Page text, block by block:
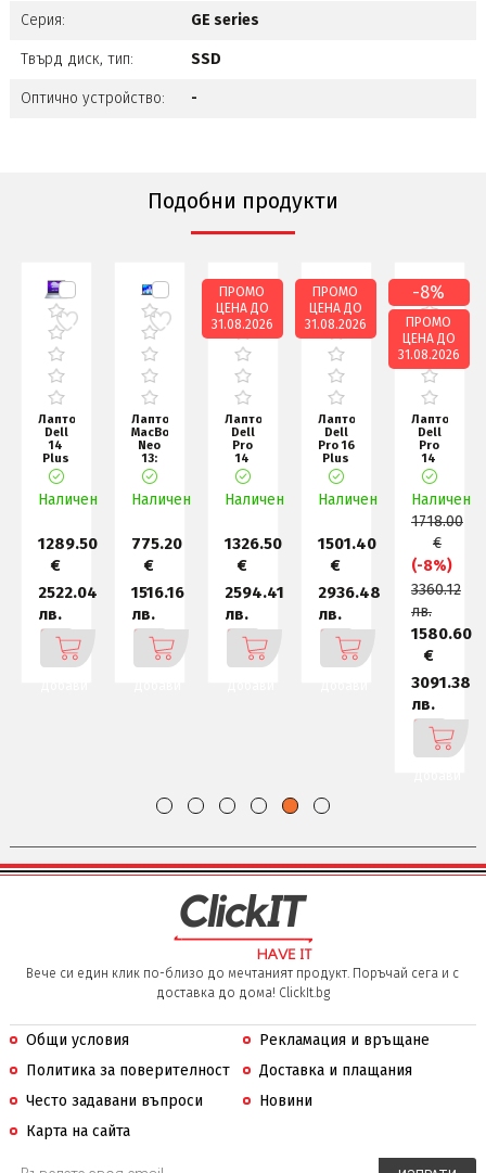
Серия: GE series
Твърд диск, тип: SSD
Оптично устройство: -
Подобни продукти
Лаптоп
Dell
14
Plus
DB14250,
Intel
Ultra
(4
Наличен
1289.50
€
2522.04
лв.
Лаптоп
MacBook
Neo
13:
Apple
A18
Pro
6-c
Наличен
775.20
€
1516.16
лв.
Лаптоп
Dell
Pro
14
Plus
PB14250,
Intel
Наличен
1326.50
€
2594.41
лв.
ПРОМО
ЦЕНА ДО
31.08.2026
Лаптоп
Dell
Pro 16
Plus
PB16250,
Intel
Ultra
Наличен
1501.40
€
2936.48
лв.
ПРОМО
ЦЕНА ДО
31.08.2026
Лаптоп
Dell
Pro
14
PC14250,
Intel
Core
150U
(12
Наличен
1718.00
€
(-8%)
3360.12
лв.
1580.60
€
3091.38
лв.
-8%
ПРОМО
ЦЕНА ДО
31.08.2026
Вече си един клик по-близо до мечтаният продукт. Поръчай сега и с
доставка до дома! ClickIt.bg
Общи условия
Рекламация и връщане
Политика за поверителност
Доставка и плащания
Често задавани въпроси
Новини
Карта на сайта